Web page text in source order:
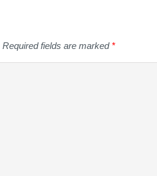
Required fields are marked *